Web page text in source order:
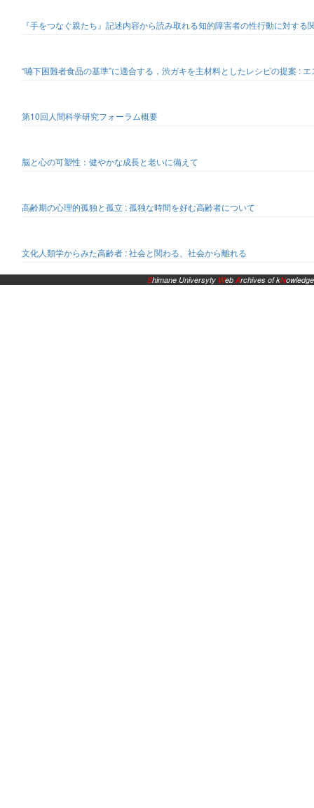
『手をつなぐ親たち』記述内容から読み取れる知的障害者の性行動に対す
“嚥下困難者食品の基準”に適合する，渋ガキを主材料としたレシピの提案 :
第10回人間科学研究フォーラム概要
脳と心の可塑性：健やかな成長と老いに備えて
高齢期の心理的孤独と孤立 : 孤独な時間を好む高齢者について
文化人類学からみた高齢者 : 社会と関わる、社会から離れる
Shimane Universyty WebArchives of kNowledge